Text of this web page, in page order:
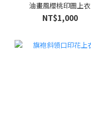
油畫風櫻桃印圖上衣
NT$1,000